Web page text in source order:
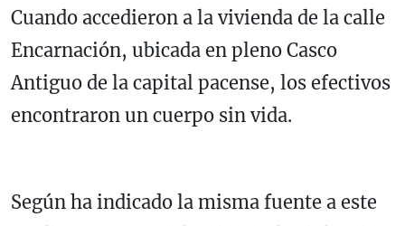
Cuando accedieron a la vivienda de la calle
Encarnación, ubicada en pleno Casco
Antiguo de la capital pacense, los efectivos
encontraron un cuerpo sin vida.
Según ha indicado la misma fuente a este